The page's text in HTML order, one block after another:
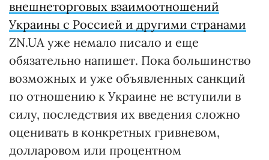
внешнеторговых взаимоотношений
Украины с Россией и другими странами
ZN.UA уже немало писало и еще
обязательно напишет. Пока большинство
возможных и уже объявленных санкций
по отношению к Украине не вступили в
силу, последствия их введения сложно
оценивать в конкретных гривневом,
долларовом или процентном